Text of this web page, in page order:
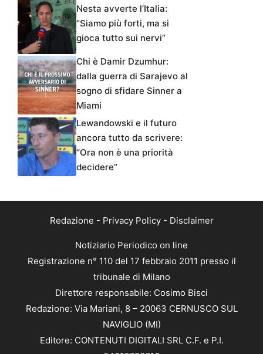
Nesta avverte l’Italia:
“Siamo più forti, ma si
gioca tutto sui nervi”
Chi è Damir Dzumhur:
dalla guerra di Sarajevo al
sogno di sfidare Sinner a
Miami
Lewandowski e il futuro
ancora tutto da scrivere:
“Ora non è una priorità
decidere”
Redazione - Privacy Policy- Disclaimer
Notiziario Periodico on line
Registrazione n° 110 del 17 febbraio 2011 presso il
tribunale di Milano
Direttore responsabile: Cosimo Bisci
Redazione: Via Mariani, 8 – 20063 CERNUSCO SUL
NAVIGLIO (MI)
Editore: CONTENUTI DIGITALI SRL C.F. e P.I.